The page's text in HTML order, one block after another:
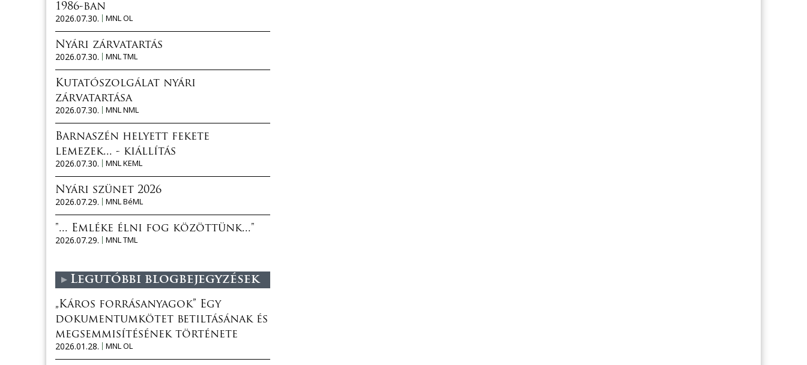
1986-ban
2026.07.30.
MNL OL
Nyári zárvatartás
2026.07.30.
MNL TML
Kutatószolgálat nyári
zárvatartása
2026.07.30.
MNL NML
Barnaszén helyett fekete
lemezek... - kiállítás
2026.07.30.
MNL KEML
Nyári szünet 2026
2026.07.29.
MNL BéML
"... Emléke élni fog közöttünk..."
2026.07.29.
MNL TML
Legutóbbi blogbejegyzések
„Káros forrásanyagok” Egy
dokumentumkötet betiltásának és
megsemmisítésének története
2026.01.28.
MNL OL